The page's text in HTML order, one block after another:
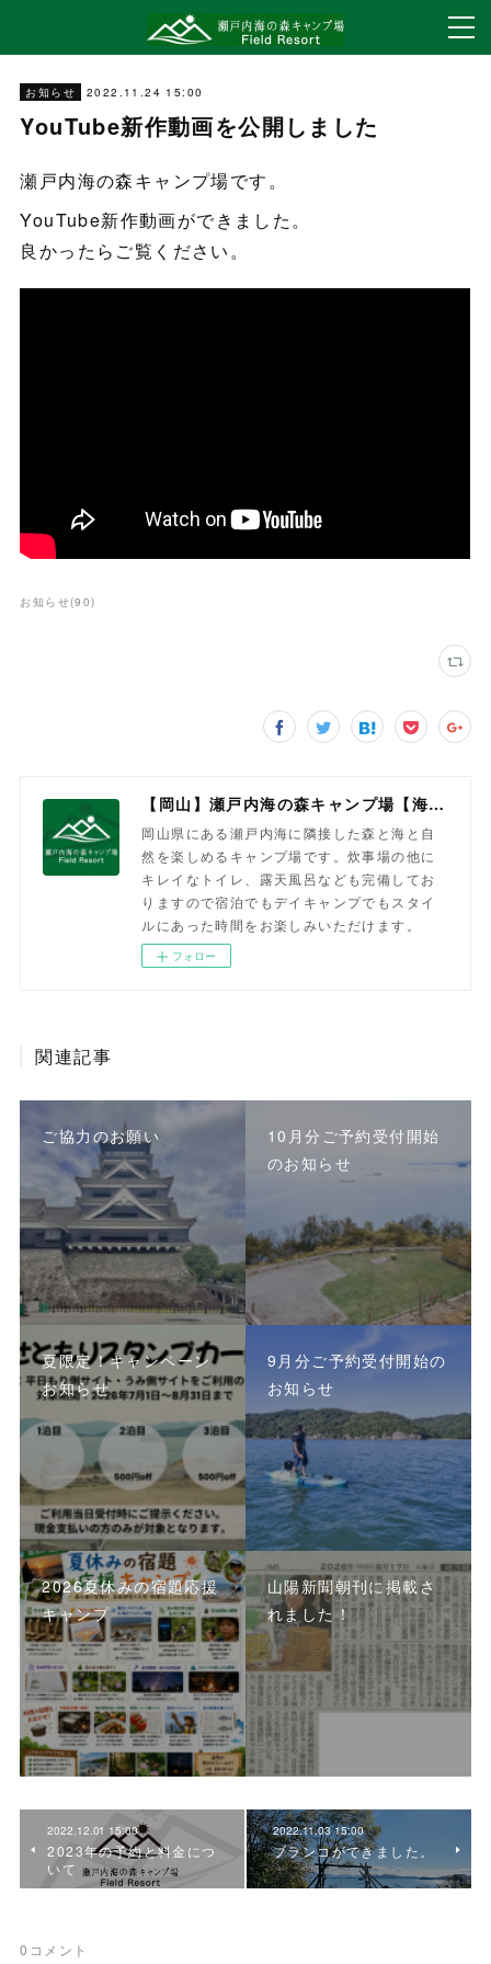
お知らせ 2022.11.24 15:00
YouTube新作動画を公開しました
瀬戸内海の森キャンプ場です。
YouTube新作動画ができました。
良かったらご覧ください。
お知らせ(90)
【岡山】瀬戸内海の森キャンプ場【海と森を楽しむ】
岡山県にある瀬戸内海に隣接した森と海と自
然を楽しめるキャンプ場です。炊事場の他に
キレイなトイレ、露天風呂なども完備してお
りますので宿泊でもデイキャンプでもスタイ
ルにあった時間をお楽しみいただけます。
フォロー
関連記事
ご協力のお願い
10月分ご予約受付開始
のお知らせ
夏限定！キャンペーン
お知らせ
9月分ご予約受付開始の
お知らせ
2026夏休みの宿題応援
キャンプ
山陽新聞朝刊に掲載さ
れました！
2022.12.01 15:00
2023年の予約と料金につ
いて
2022.11.03 15:00
ブランコができました。
0 コメント